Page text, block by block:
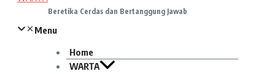
Beretika Cerdas dan Bertanggung Jawab
Menu
Home
WARTA